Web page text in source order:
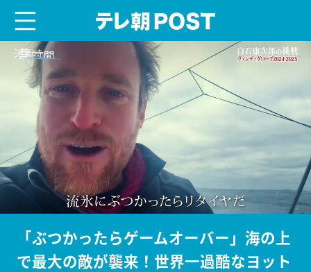
「ぶつかったらゲームオーバー」海の上
で最大の敵が襲来！世界一過酷なヨット